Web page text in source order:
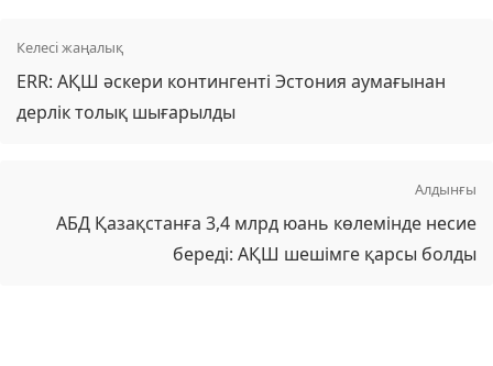
Келесі жаңалық
ERR: АҚШ әскери контингенті Эстония аумағынан
дерлік толық шығарылды
Алдынғы
АБД Қазақстанға 3,4 млрд юань көлемінде несие
береді: АҚШ шешімге қарсы болды